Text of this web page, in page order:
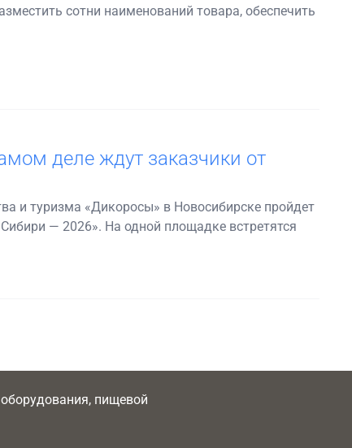
сотни наименований товара, обеспечить
деле ждут заказчики от
и туризма «Дикоросы» в Новосибирске пройдет
— 2026». На одной площадке встретятся
пищевой